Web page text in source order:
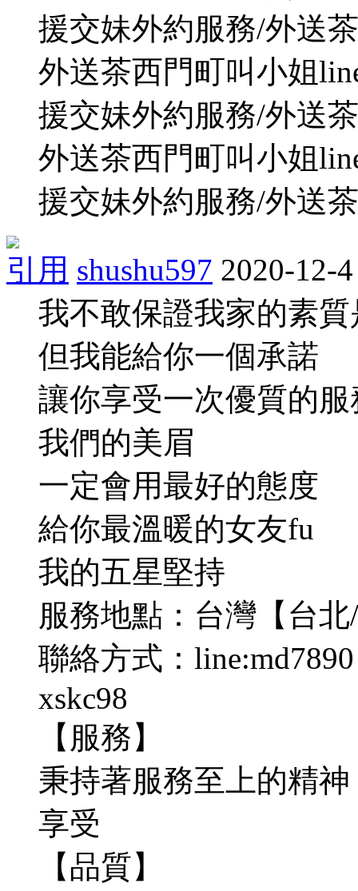
援交妹外約服務/外送
外送茶西門町叫小姐
援交妹外約服務/外送
外送茶西門町叫小姐
援交妹外約服務/外送
引用 shushu597 2020-12-
我不敢保證我家的素
但我能給你一個承諾
讓你享受一次優質的服
我們的美眉
一定會用最好的態度
給你最溫暖的女友fu
我的五星堅持
服務地點：台灣【台
聯絡方式：
xskc98
【服務】
秉持著服務至上的精
享受
【品質】